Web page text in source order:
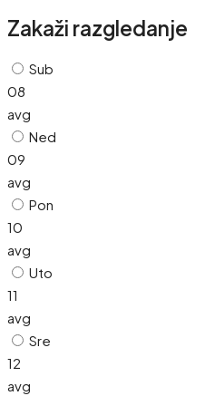
Zakaži razgledanje
Sub
08
avg
Ned
09
avg
Pon
10
avg
Uto
11
avg
Sre
12
avg